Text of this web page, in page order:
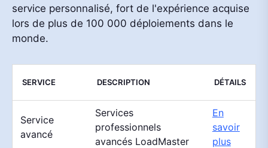
service personnalisé, fort de l'expérience acquise
lors de plus de 100 000 déploiements dans le
monde.
SERVICE DESCRIPTION DÉTAILS
Service
avancé
Services
professionnels
avancés LoadMaster
En
savoir
plus